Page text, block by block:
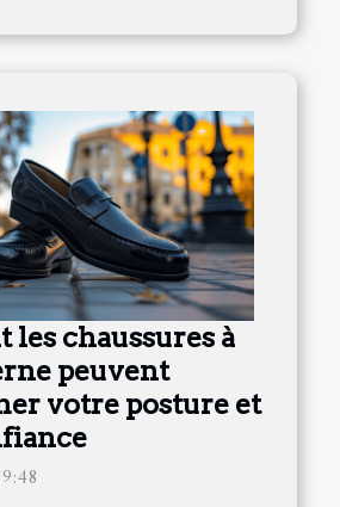
les chaussures à
peuvent
votre posture et